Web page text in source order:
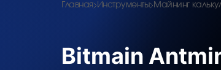
Главная Инструменты Майнинг
Bitmain